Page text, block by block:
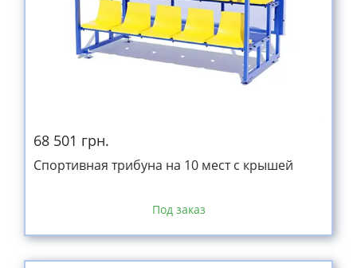
68 501 грн.
Спортивная трибуна на 10 мест с крышей
Под заказ